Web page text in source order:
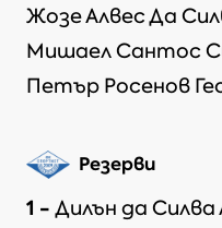
Жозе Алвес Да
Мишаел Сантос
Петър Росенов
Резерви
1 - Дилън да